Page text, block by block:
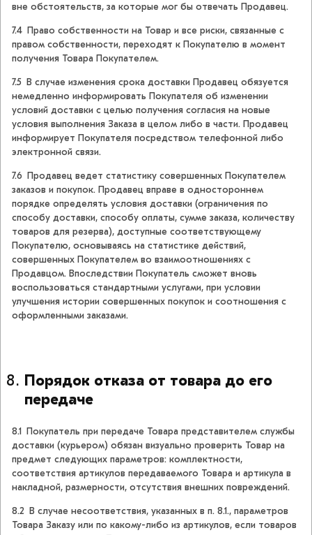
вне обстоятельств, за которые мог бы отвечать Продавец.
7.4 Право собственности на Товар и все риски, связанные с
правом собственности, переходят к Покупателю в момент
получения Товара Покупателем.
7.5 В случае изменения срока доставки Продавец обязуется
немедленно информировать Покупателя об изменении
условий доставки с целью получения согласия на новые
условия выполнения Заказа в целом либо в части. Продавец
информирует Покупателя посредством телефонной либо
электронной связи.
7.6 Продавец ведет статистику совершенных Покупателем
заказов и покупок. Продавец вправе в одностороннем
порядке определять условия доставки (ограничения по
способу доставки, способу оплаты, сумме заказа, количеству
товаров для резерва), доступные соответствующему
Покупателю, основываясь на статистике действий,
совершенных Покупателем во взаимоотношениях с
Продавцом. Впоследствии Покупатель сможет вновь
воспользоваться стандартными услугами, при условии
улучшения истории совершенных покупок и соотношения с
оформленными заказами.
Порядок отказа от товара до его
передаче
8.1 Покупатель при передаче Товара представителем службы
доставки (курьером) обязан визуально проверить Товар на
предмет следующих параметров: комплектности,
соответствия артикулов передаваемого Товара и артикула в
накладной, размерности, отсутствия внешних повреждений.
8.2 В случае несоответствия, указанных в п. 8.1., параметров
Товара Заказу или по какому-либо из артикулов, если товаров